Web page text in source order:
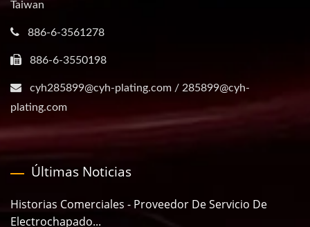
Taiwan
886-6-3561278
886-6-3550198
cyh285899@cyh-plating.com / 285899@cyh-
plating.com
Últimas Noticias
Historias Comerciales - Proveedor De Servicio De
Electrochapado...